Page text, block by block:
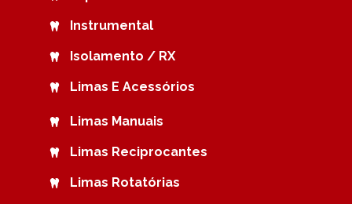
Instrumental
Isolamento / RX
Limas E Acessórios
Limas Manuais
Limas Reciprocantes
Limas Rotatórias